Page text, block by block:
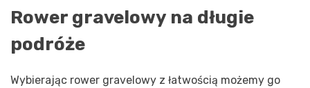
Rower gravelowy na długie
podróże
Wybierając rower gravelowy z łatwością możemy go